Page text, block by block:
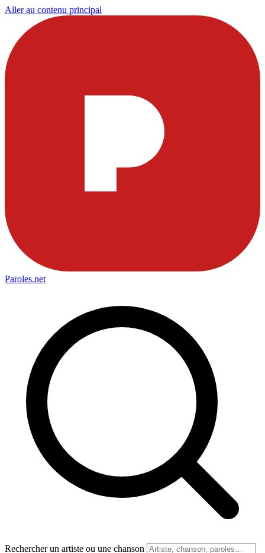
Aller au contenu principal
Paroles.net
Rechercher un artiste ou une chanson